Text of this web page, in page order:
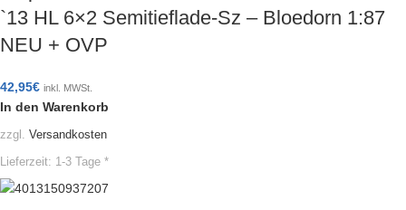
`13 HL 6×2 Semitieflade-Sz – Bloedorn 1:87
NEU + OVP
42,95€ inkl. MWSt.
In den Warenkorb
zzgl. Versandkosten
Lieferzeit: 1-3 Tage *